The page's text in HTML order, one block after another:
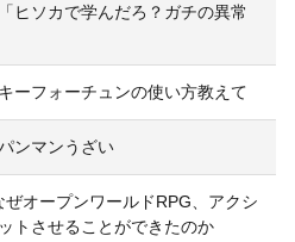
ヒソカで学んだろ？ガチの異常
ーフォーチュンの使い方教えて
ンマンうざい
ぜオープンワールドRPG、アクシ
トさせることができたのか